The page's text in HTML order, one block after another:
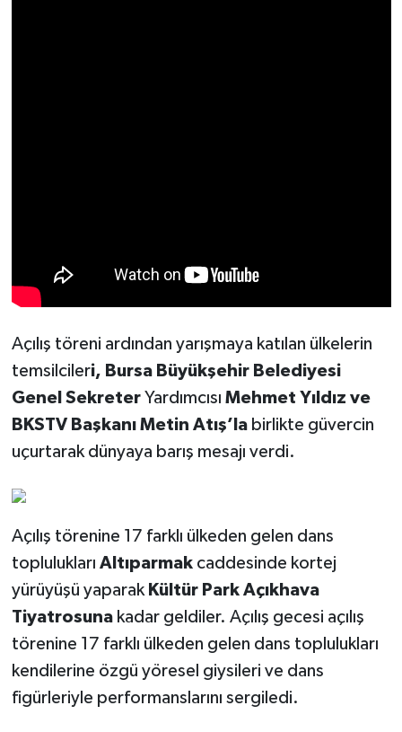
Açılış töreni ardından yarışmaya katılan ülkelerin
temsilcileri, Bursa Büyükşehir Belediyesi
Genel Sekreter Yardımcısı Mehmet Yıldız ve
BKSTV Başkanı Metin Atış’labirlikte güvercin
uçurtarak dünyaya barış mesajı verdi.
Açılış törenine 17 farklı ülkeden gelen dans
toplulukları Altıparmakcaddesinde kortej
yürüyüşü yaparakKültür Park Açıkhava
Tiyatrosunakadar geldiler. Açılış gecesi açılış
törenine 17 farklı ülkeden gelen dans toplulukları
kendilerine özgü yöresel giysileri ve dans
figürleriyle performanslarını sergiledi.